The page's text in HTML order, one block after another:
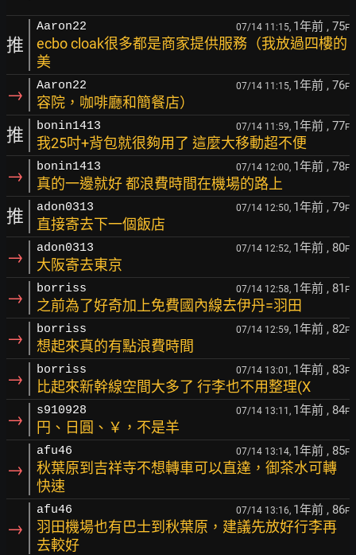
推
Aaron22 07/14 11:15, 1年前 , 75F
ecbo cloak很多都是商家提供服務（我放過四樓的
美
→ Aaron22 07/14 11:15, 1年前 , 76F
容院，咖啡廳和簡餐店）
推 bonin1413 07/14 11:59, 1年前 , 77F
我25吋+背包就很夠用了 這麼大移動超不便
→ bonin1413 07/14 12:00, 1年前 , 78F
真的一邊就好 都浪費時間在機場的路上
推 adon0313 07/14 12:50, 1年前 , 79F
直接寄去下一個飯店
→ adon0313 07/14 12:52, 1年前 , 80F
大阪寄去東京
→ borriss 07/14 12:58, 1年前 , 81 F
之前為了好奇加上免費國內線去伊丹=羽田
→ borriss 07/14 12:59, 1年前 , 82F
想起來真的有點浪費時間
→ borriss 07/14 13:01, 1年前 , 83F
比起來新幹線空間大多了 行李也不用整理(X
→ s910928 07/14 13:11, 1年前 , 84F
円、日圓、￥，不是羊
→
afu46 07/14 13:14, 1年前 , 85F
秋葉原到吉祥寺不想轉車可以直達，御茶水可轉
快速
→
afu46 07/14 13:16, 1年前 , 86F
羽田機場也有巴士到秋葉原，建議先放好行李再
去較好